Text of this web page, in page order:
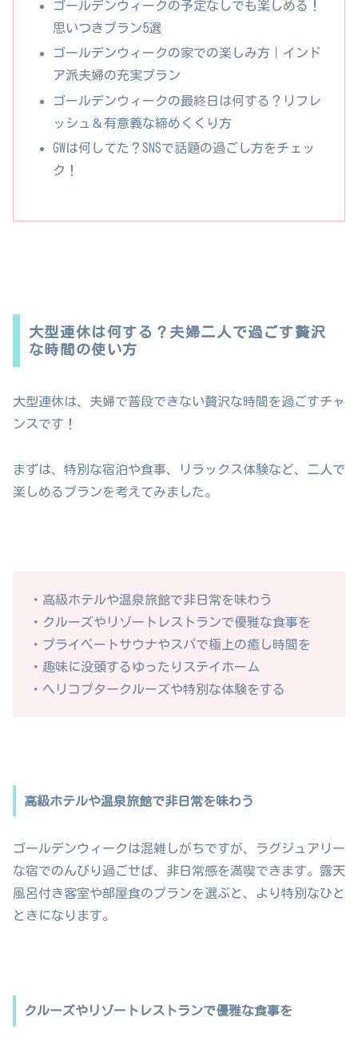
ゴールデンウィークの予定なしでも楽しめる！
思いつきプラン5選
ゴールデンウィークの家での楽しみ方｜インド
ア派夫婦の充実プラン
ゴールデンウィークの最終日は何する？リフレ
ッシュ＆有意義な締めくくり方
GWは何してた？SNSで話題の過ごし方をチェッ
ク！
大型連休は何する？夫婦二人で過ごす贅沢
な時間の使い方
大型連休は、夫婦で普段できない贅沢な時間を過ごすチャ
ンスです！
まずは、特別な宿泊や食事、リラックス体験など、二人で
楽しめるプランを考えてみました。
・高級ホテルや温泉旅館で非日常を味わう
・クルーズやリゾートレストランで優雅な食事を
・プライベートサウナやスパで極上の癒し時間を
・趣味に没頭するゆったりステイホーム
・ヘリコプタークルーズや特別な体験をする
高級ホテルや温泉旅館で非日常を味わう
ゴールデンウィークは混雑しがちですが、ラグジュアリー
な宿でのんびり過ごせば、非日常感を満喫できます。露天
風呂付き客室や部屋食のプランを選ぶと、より特別なひと
ときになります。
クルーズやリゾートレストランで優雅な食事を